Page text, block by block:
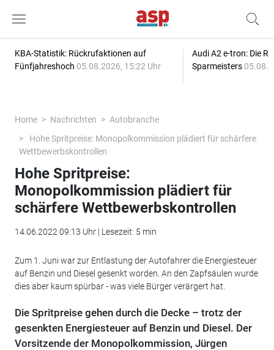
KBA-Statistik: Rückrufaktionen auf
Fünfjahreshoch 05.08.2026, 15:22 Uhr
Audi A2 e-tron: Die
Sparmeisters
Home Nachrichten
Autobranche
Hohe Spritpreise: Monopolkommission plädiert für schärfere
Wettbewerbskontrollen
Hohe Spritpreise:
Monopolkommission plädiert für
schärfere Wettbewerbskontrollen
14.06.2022 09:13 Uhr | Lesezeit: 5 min
Zum 1. Juni war zur Entlastung der Autofahrer die Energiesteuer
auf Benzin und Diesel gesenkt worden. An den Zapfsäulen wurde
dies aber kaum spürbar - was viele Bürger verärgert hat.
Die Spritpreise gehen durch die Decke – trotz der
gesenkten Energiesteuer auf Benzin und Diesel. Der
Vorsitzende der Monopolkommission, Jürgen